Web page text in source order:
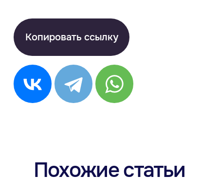
Французский
Португальский
Итальянский
Арабский
Корейский
Японский
Anecole
Сотрудничество с Anecole
Документация
8 800 300-60-94